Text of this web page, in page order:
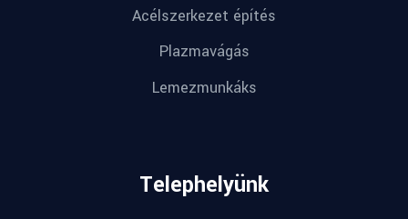
Acélszerkezet építés
Plazmavágás
Lemezmunkáks
Telephelyünk